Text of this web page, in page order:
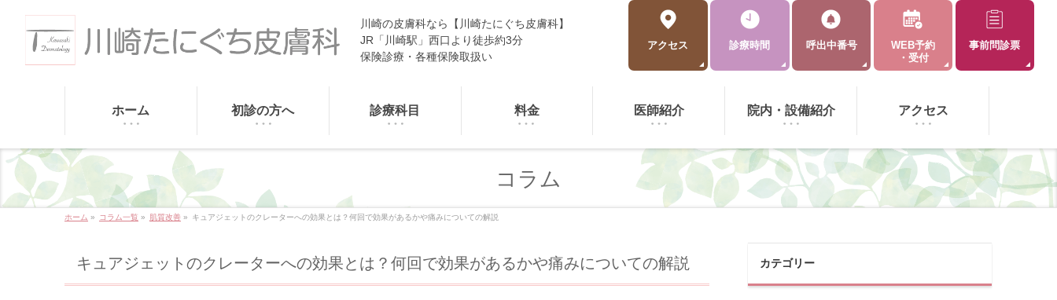
川崎の皮膚科なら【川崎たにぐち皮膚科】
JR「川崎駅」西口より徒歩約3分
保険診療・各種保険取扱い
アクセス 診療時間 呼出中番号
WEB予約
・受付
事前問診票
ホーム 初診の方へ 診療科目 料金 医師紹介 院内・設備紹介 アクセス
コラム
ホーム » コラム一覧 » 肌質改善 » キュアジェットのクレーターへの効果とは？何回で効果があるかや痛みについての解説
キュアジェットのクレーターへの効果とは？何回で効果があるかや痛みについての解説 カテゴリー